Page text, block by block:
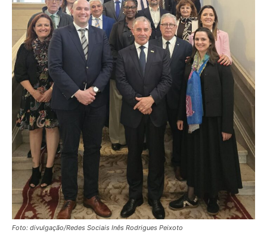
Foto: divulgação/Redes Sociais Inês Rodrigues Peixoto